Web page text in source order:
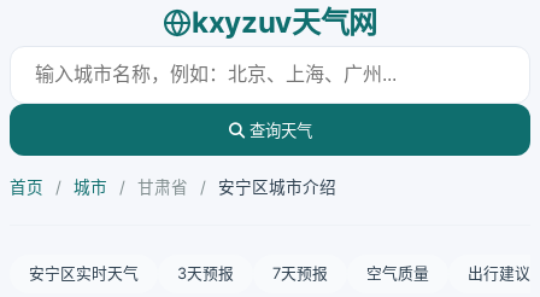
kxyzuv天气网
查询天气
首页 / 城市 / 甘肃省 / 安宁区城市介绍
安宁区实时天气 3天预报 7天预报 空气质量 出行建议